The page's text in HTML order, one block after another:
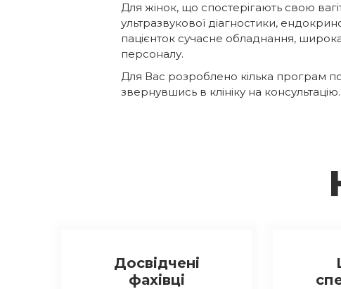
Для жінок, що спостерігають свою
ультразвукової діагностики,
пацієнток сучасне обладнання,
персоналу.
Для Вас розроблено кілька програм
звернувшись в клініку на консультацію.
Досвідчені
фахівці